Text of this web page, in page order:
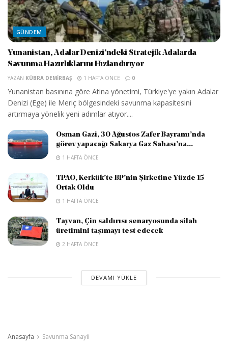
GÜNDEM
Yunanistan, Adalar Denizi’ndeki Stratejik Adalarda
Savunma Hazırlıklarını Hızlandırıyor
YAZAN KÜBRA DEMIRBAŞ 1 HAFTA ÖNCE 0
Yunanistan basınına göre Atina yönetimi, Türkiye'ye yakın Adalar
Denizi (Ege) ile Meriç bölgesindeki savunma kapasitesini
artırmaya yönelik yeni adımlar atıyor....
Osman Gazi, 30 Ağustos Zafer Bayramı’nda
görev yapacağı Sakarya Gaz Sahası’na...
1 HAFTA ÖNCE
TPAO, Kerkük’te BP’nin Şirketine Yüzde 15
Ortak Oldu
1 HAFTA ÖNCE
Tayvan, Çin saldırısı senaryosunda silah
üretimini taşımayı test edecek
2 HAFTA ÖNCE
DEVAMI YÜKLE
Anasayfa Savunma Sanayii